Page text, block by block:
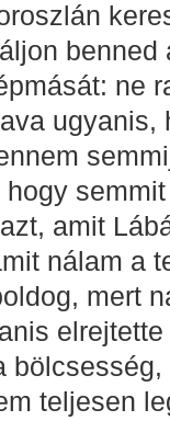
ne
ugyanis,
amit
nálam a
mert
teljesen